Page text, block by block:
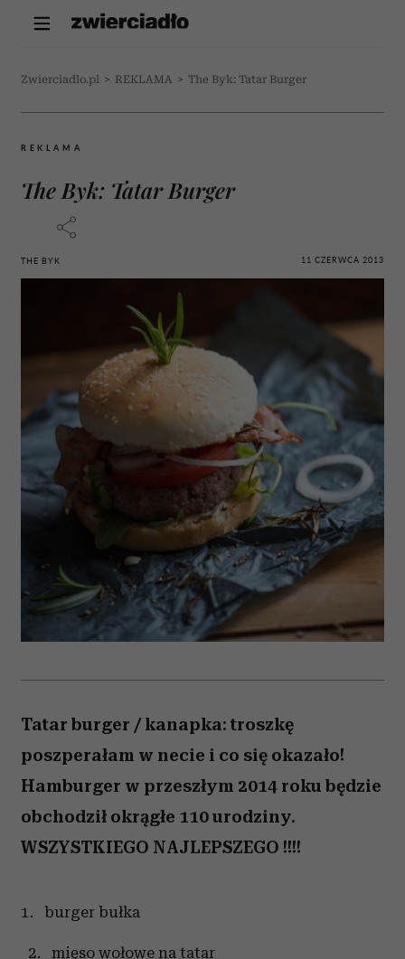
Zwierciadlo.pl > REKLAMA > The Byk: Tatar Burger
REKLAMA
The Byk: Tatar Burger
THE BYK 11 CZERWCA 2013
Tatar burger / kanapka: troszkę
poszperałam w necie i co się okazało!
Hamburger w przeszłym 2014 roku będzie
obchodził okrągłe 110 urodziny.
WSZYSTKIEGO NAJLEPSZEGO !!!!
1. burger bułka
2. mięso wołowe na tatar